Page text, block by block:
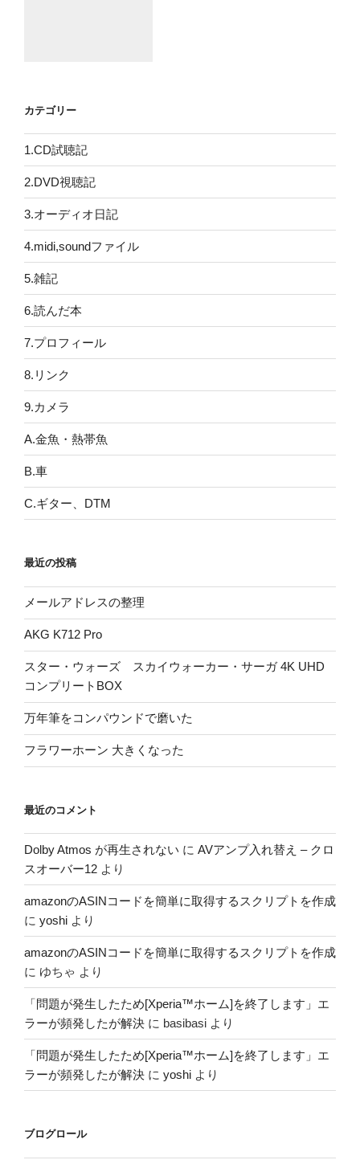
カテゴリー
1.CD試聴記
2.DVD視聴記
3.オーディオ日記
4.midi,soundファイル
5.雑記
6.読んだ本
7.プロフィール
8.リンク
9.カメラ
A.金魚・熱帯魚
B.車
C.ギター、DTM
最近の投稿
メールアドレスの整理
AKG K712 Pro
スター・ウォーズ スカイウォーカー・サーガ 4K UHD
コンプリートBOX
万年筆をコンパウンドで磨いた
フラワーホーン 大きくなった
最近のコメント
Dolby Atmos が再生されない に AVアンプ入れ替え – クロ
スオーバー12 より
amazonのASINコードを簡単に取得するスクリプトを作成
に yoshi より
amazonのASINコードを簡単に取得するスクリプトを作成
に ゆちゃ より
「問題が発生したため[Xperia™ホーム]を終了します」エ
ラーが頻発したが解決 に basibasi より
「問題が発生したため[Xperia™ホーム]を終了します」エ
ラーが頻発したが解決 に yoshi より
ブログロール